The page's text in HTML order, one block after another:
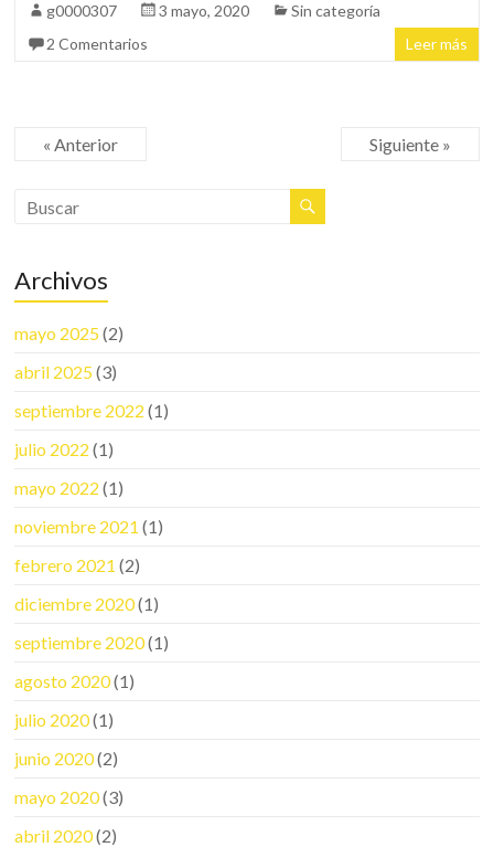
e
b
k
itt
er
m
g0000307 3 mayo, 2020
Sin categoría
2 Comentarios
Leer más
« Anterior Siguiente »
Archivos
mayo 2025(2)
abril 2025(3)
septiembre 2022 (1)
julio 2022 (1)
mayo 2022 (1)
noviembre 2021 (1)
febrero 2021 (2)
diciembre 2020(1)
septiembre 2020(1)
agosto 2020(1)
julio 2020(1)
junio 2020(2)
mayo 2020(3)
abril 2020(2)